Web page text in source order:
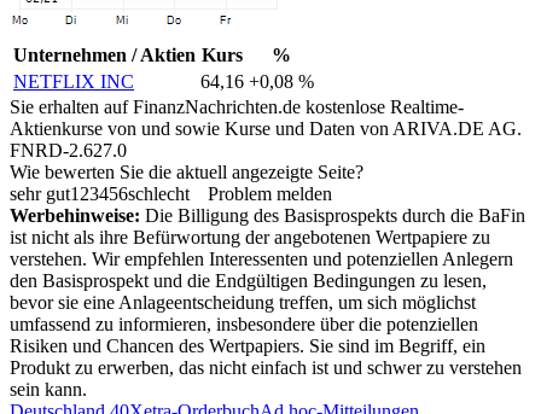
Unternehmen / Aktien Kurs
%
NETFLIX INC
64,16 +0,08 %
Sie erhalten auf FinanzNachrichten.de kostenlose Realtime-
Aktienkurse von und sowie Kurse und Daten von ARIVA.DE AG.
FNRD-2.627.0
Wie bewerten Sie die aktuell angezeigte Seite?
sehr gut1 23456schlecht
Problem melden
Werbehinweise: Die Billigung des Basisprospekts durch die BaFin
ist nicht als ihre Befürwortung der angebotenen Wertpapiere zu
verstehen. Wir empfehlen Interessenten und potenziellen Anlegern
den Basisprospekt und die Endgültigen Bedingungen zu lesen,
bevor sie eine Anlageentscheidung treffen, um sich möglichst
umfassend zu informieren, insbesondere über die potenziellen
Risiken und Chancen des Wertpapiers. Sie sind im Begriff, ein
Produkt zu erwerben, das nicht einfach ist und schwer zu verstehen
sein kann.